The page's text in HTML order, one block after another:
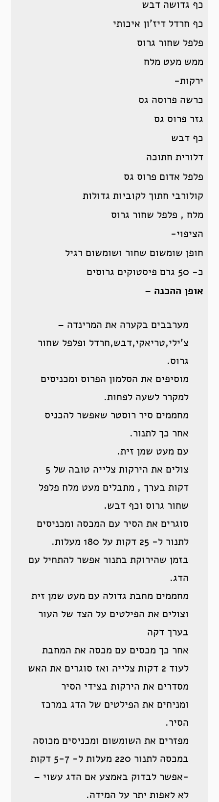
כף גדושה דבש
כף חרדל דיז’ון איכותי
פלפל שחור גרוס
ממש מעט מלח
ירקות-
כרשה פרוסה גס
גזר פרוס גס
כף דבש
דלורית חתוכה
פלפל אדום פרוס גס
קולורבי חתוך לקוביות גדולות
מלח , פלפל שחור גרוס
הציפוי-
חופן שומשום שחור ושומשום רגיל
כ- 50 גרם פיסטוקים גרוסים
אופן ההכנה –
מערבבים בקערה את המרינדה –
צ’ילי,טריאקי,דבש,חרדל ופלפל שחור
גרוס.
מוסיפים את הסלמון הפרוס ומכניסים
למקרר לשעה לפחות.
מחממים סיר רוסטר שאפשר להכניס
אחר כך לתנור.
עם מעט שמן זית.
צולים את הירקות צלייה טובה של 5
דקות בערך , מתבלים מעט מלח פלפל
שחור גרוס וכף דבש.
סוגרים את הסיר עם המכסה ומכניסים
לתנור ל- 25 דקות על 180 מעלות.
בזמן שהירוקת בתנור אפשר להתחיל עם
הדג.
מחממים מחבת גדולה עם מעט שמן זית
וצולים את הפילטים על הצד של העור
בערך דקה
אחר כך מכסים עם מכסה את המחבת
לעוד 2 דקות צלייה ואז סוגרים את האש
מסדרים את הירקות בצידי הסיר
ומניחים את הפילטים של הדג במרכז
הסיר.
מפזרים את השומשום ומכניסים מכוסה
במכסה לתנור 220 מעלות ל- 5-7 דקות
-אפשר לבדוק באמצע אם הדג עשוי –
לא לאפות יתר על המידה.